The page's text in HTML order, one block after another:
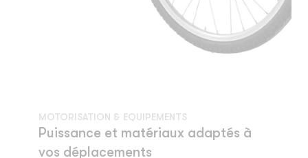
MOTORISATION & EQUIPEMENTS
Puissance et matériaux adaptés à
vos déplacements